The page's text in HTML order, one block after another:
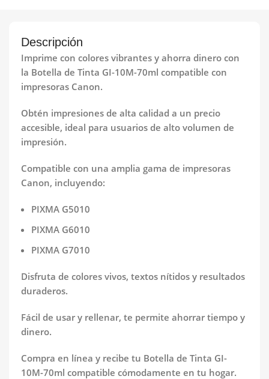
Descripción
Imprime con colores vibrantes y ahorra dinero con
la Botella de Tinta GI-10M-70ml compatible con
impresoras Canon.
Obtén impresiones de alta calidad a un precio
accesible, ideal para usuarios de alto volumen de
impresión.
Compatible con una amplia gama de impresoras
Canon, incluyendo:
PIXMA G5010
PIXMA G6010
PIXMA G7010
Disfruta de colores vivos, textos nítidos y resultados
duraderos.
Fácil de usar y rellenar, te permite ahorrar tiempo y
dinero.
Compra en línea y recibe tu Botella de Tinta GI-
10M-70ml compatible cómodamente en tu hogar.